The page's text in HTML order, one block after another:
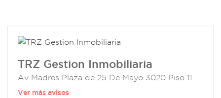
TRZ Gestion Inmobiliaria
Av Madres Plaza de 25 De Mayo 3020 Piso 11
Ver más avisos